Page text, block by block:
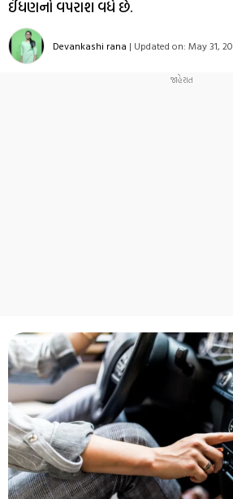
ઈંધણનો વપરાશ વધે છે.
Devankashi rana | Updated on: May 31,